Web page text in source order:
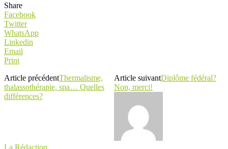
Share
Facebook
Twitter
WhatsApp
Linkedin
Email
Print
Article précédentThermalisme,
thalassothérapie, spa… Quelles
différences?
Article suivantDiplôme fédéral?
Non, merci!
La Rédaction